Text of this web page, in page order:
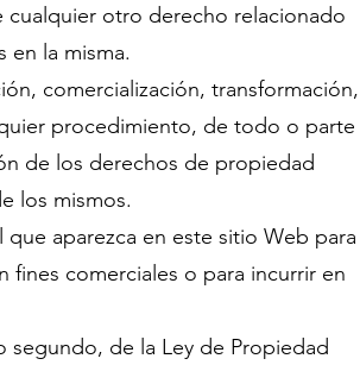
otro derecho relacionado
en la misma.
comercialización, transformación,
procedimiento, de todo o parte
de los derechos de propiedad
los mismos.
aparezca en este sitio Web para
comerciales o para incurrir en
segundo, de la Ley de Propiedad